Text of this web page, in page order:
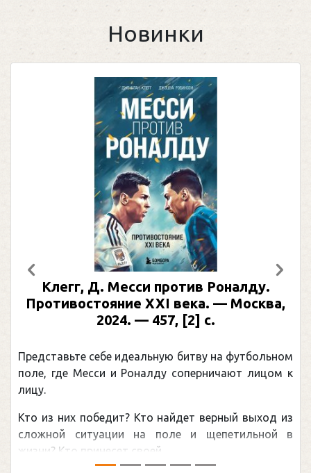
Новинки
против Роналду.
XXI века. — Москва,
битву на футбольном
соперничают лицом к
найдет верный выход из
поле и щепетильной в
...
Рабинер, И. Я.
Москва, 2024
обсуждаемая
мире.Перед сезоном
Предыдущий